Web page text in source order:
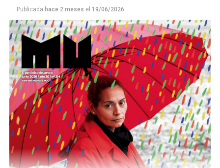
Este número 215 de MU ☝️viene con doble tapa, que
podría ser una frase:
Sin chamuyo, a remarla.
Descargar la Mu en PDF
Publicada hace 2 meses el 19/06/2026